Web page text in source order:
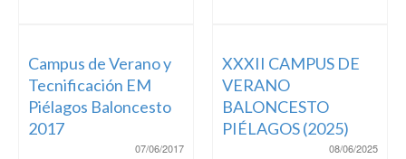
Campus de Verano y
Tecnificación EM
Piélagos Baloncesto
2017
07/06/2017
XXXII CAMPUS DE
VERANO
BALONCESTO
PIÉLAGOS (2025)
08/06/2025